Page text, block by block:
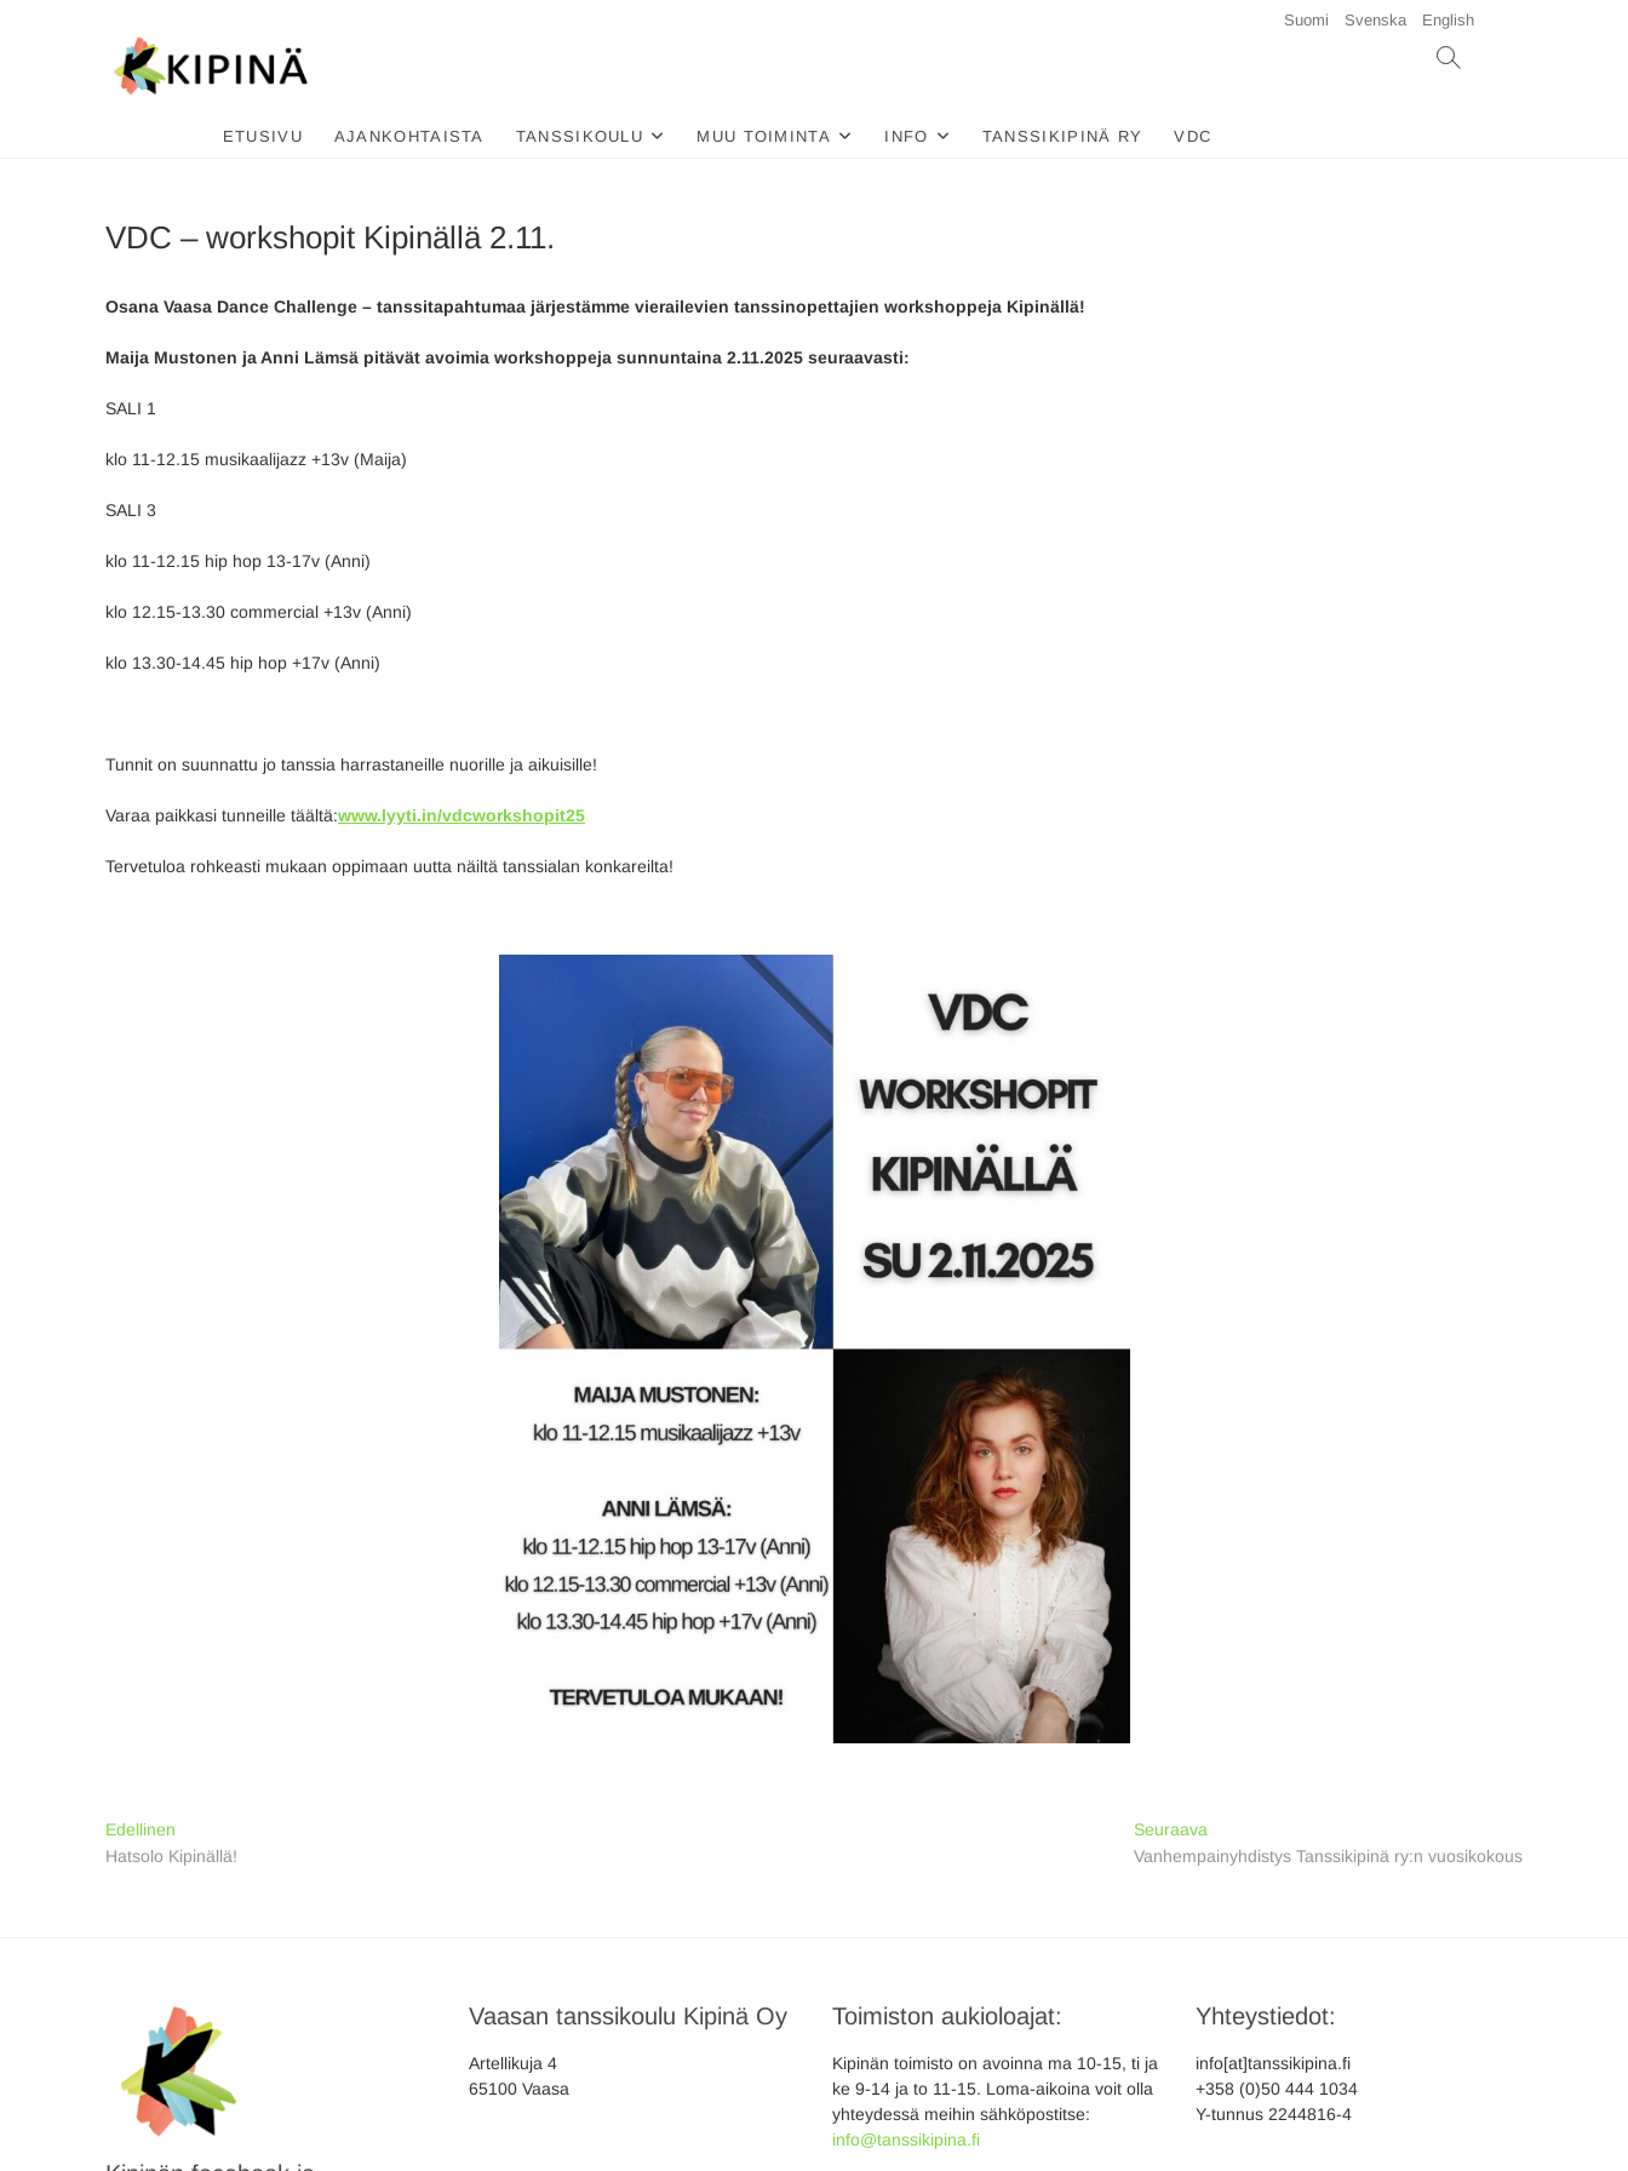
Suomi Svenska English
ETUSIVU AJANKOHTAISTA TANSSIKOULU MUU TOIMINTA INFO TANSSIKIPINÄ RY VDC
VDC – workshopit Kipinällä 2.11.
Osana Vaasa Dance Challenge – tanssitapahtumaa järjestämme vierailevien tanssinopettajien workshoppeja Kipinällä!
Maija Mustonen ja Anni Lämsä pitävät avoimia workshoppeja sunnuntaina 2.11.2025 seuraavasti:
SALI 1
klo 11-12.15 musikaalijazz +13v (Maija)
SALI 3
klo 11-12.15 hip hop 13-17v (Anni)
klo 12.15-13.30 commercial +13v (Anni)
klo 13.30-14.45 hip hop +17v (Anni)
Tunnit on suunnattu jo tanssia harrastaneille nuorille ja aikuisille!
Varaa paikkasi tunneille täältä:www.lyyti.in/vdcworkshopit25
Tervetuloa rohkeasti mukaan oppimaan uutta näiltä tanssialan konkareilta!
Artikkelien
selaus
Edellinen
post:
Hatsolo Kipinällä!
Seuraava
post:
Vanhempainyhdistys Tanssikipinä ry:n vuosikokous
Vaasan tanssikoulu Kipinä Oy
Artellikuja 4
65100 Vaasa
Toimiston aukioloajat:
Kipinän toimisto on avoinna ma 10-15, ti ja
ke 9-14 ja to 11-15. Loma-aikoina voit olla
yhteydessä meihin sähköpostitse:
info@tanssikipina.fi
Yhteystiedot:
info[at]tanssikipina.fi
+358 (0)50 444 1034
Y-tunnus 2244816-4